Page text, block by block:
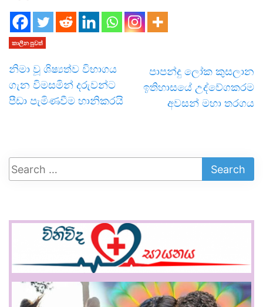
කාලීන පුවත්
නිමා වූ ශිෂ්‍යත්ව විභාගය
ගැන විමසමින් දරුවන්ට
පීඩා පැමිණවීම හානිකරයි
පාපන්දු ලෝක කුසලාන
ඉතිහාසයේ උද්වේගකරම
අවසන් මහා තරගය